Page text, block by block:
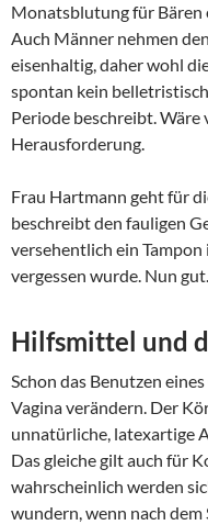
Monatsblutung für Bären
Auch Männer nehmen
eisenhaltig, daher wohl
spontan kein
Periode beschreibt.
Herausforderung.
Frau Hartmann geht für
beschreibt den fauligen
versehentlich ein
vergessen wurde. Nun gut.
Hilfsmittel und
Schon das Benutzen
Vagina verändern. Der
unnatürliche, latexartige
Das gleiche gilt auch für
wahrscheinlich werden
wundern, wenn nach